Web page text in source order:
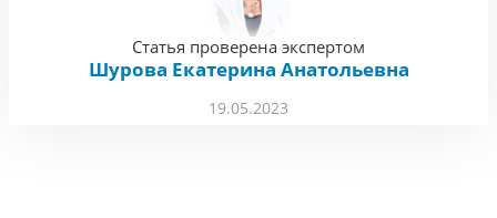
19.05.2023
Статья проверена экспертом
Шурова Екатерина Анатольевна